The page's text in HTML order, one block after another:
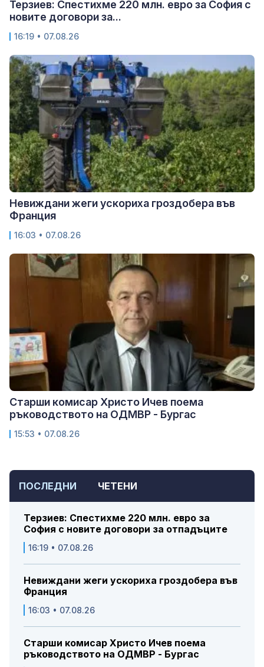
ПОСЛЕДНИ ЧЕТЕНИ
Терзиев: Спестихме 220 млн. евро за
София с новите договори за отпадъците
16:19 • 07.08.26
Невиждани жеги ускориха гроздобера във
Франция
16:03 • 07.08.26
Старши комисар Христо Ичев поема
ръководството на ОДМВР - Бургас
Терзиев: Спестихме 220 млн. евро за София с
новите договори за...
16:19 • 07.08.26
Невиждани жеги ускориха гроздобера във
Франция
16:03 • 07.08.26
Старши комисар Христо Ичев поема
ръководството на ОДМВР - Бургас
15:53 • 07.08.26